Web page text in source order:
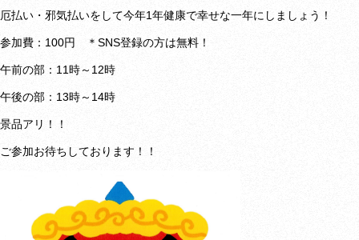
厄払い・邪気払いをして今年1年健康で幸せな一年にしましょう！
参加費：100円 ＊SNS登録の方は無料！
午前の部：11時～12時
午後の部：13時～14時
景品アリ！！
ご参加お待ちしております！！